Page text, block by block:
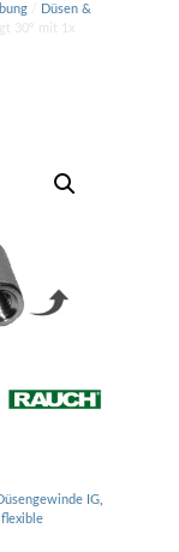
/
Düsen &
30° mit 1x
IG,
flexible